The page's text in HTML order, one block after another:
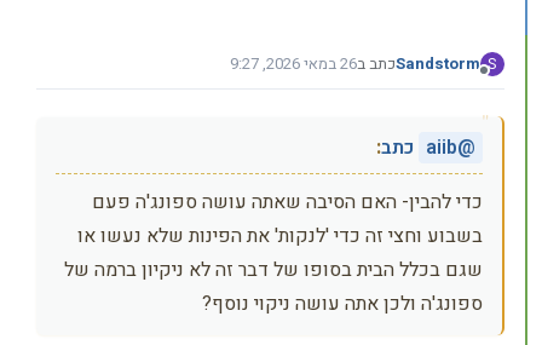
S
מנותק
Sandstormכתב ב26 במאי 2026, 9:27
נערך לאחרונה על ידי Sandstorm
@
aiib כתב:
כדי להבין- האם הסיבה שאתה עושה ספונג'ה פעם
בשבוע וחצי זה כדי 'לנקות' את הפינות שלא נעשו או
שגם בכלל הבית בסופו של דבר זה לא ניקיון ברמה של
ספונג'ה ולכן אתה עושה ניקוי נוסף?